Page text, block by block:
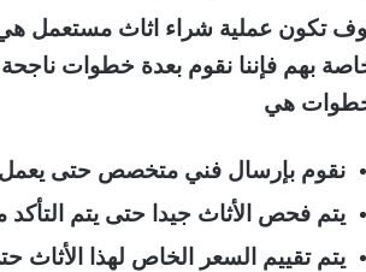
تكون عملية شراء اثاث مستعمل هي
بهم فإننا نقوم بعدة خطوات
هي
نقوم بإرسال فني متخصص حتى يعمل
يتم فحص الأثاث جيدا حتى يتم التأكد
يتم تقييم السعر الخاص لهذا الأثاث